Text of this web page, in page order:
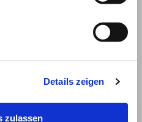
Details zeigen
zulassen
Privatsphäre